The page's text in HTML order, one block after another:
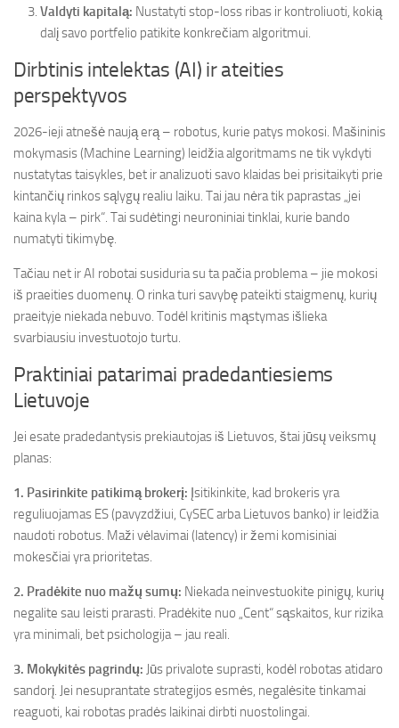
Valdyti kapitalą: Nustatyti stop-loss ribas ir kontroliuoti, kokią
dalį savo portfelio patikite konkrečiam algoritmui.
Dirbtinis intelektas (AI) ir ateities
perspektyvos
2026-ieji atnešė naują erą – robotus, kurie patys mokosi. Mašininis
mokymasis (Machine Learning) leidžia algoritmams ne tik vykdyti
nustatytas taisykles, bet ir analizuoti savo klaidas bei prisitaikyti prie
kintančių rinkos sąlygų realiu laiku. Tai jau nėra tik paprastas „jei
kaina kyla – pirk“. Tai sudėtingi neuroniniai tinklai, kurie bando
numatyti tikimybę.
Tačiau net ir AI robotai susiduria su ta pačia problema – jie mokosi
iš praeities duomenų. O rinka turi savybę pateikti staigmenų, kurių
praeityje niekada nebuvo. Todėl kritinis mąstymas išlieka
svarbiausiu investuotojo turtu.
Praktiniai patarimai pradedantiesiems
Lietuvoje
Jei esate pradedantysis prekiautojas iš Lietuvos, štai jūsų veiksmų
planas:
1. Pasirinkite patikimą brokerį: Įsitikinkite, kad brokeris yra
reguliuojamas ES (pavyzdžiui, CySEC arba Lietuvos banko) ir leidžia
naudoti robotus. Maži vėlavimai (latency) ir žemi komisiniai
mokesčiai yra prioritetas.
2. Pradėkite nuo mažų sumų: Niekada neinvestuokite pinigų, kurių
negalite sau leisti prarasti. Pradėkite nuo „Cent“ sąskaitos, kur rizika
yra minimali, bet psichologija – jau reali.
3. Mokykitės pagrindų: Jūs privalote suprasti, kodėl robotas atidaro
sandorį. Jei nesuprantate strategijos esmės, negalėsite tinkamai
reaguoti, kai robotas pradės laikinai dirbti nuostolingai.